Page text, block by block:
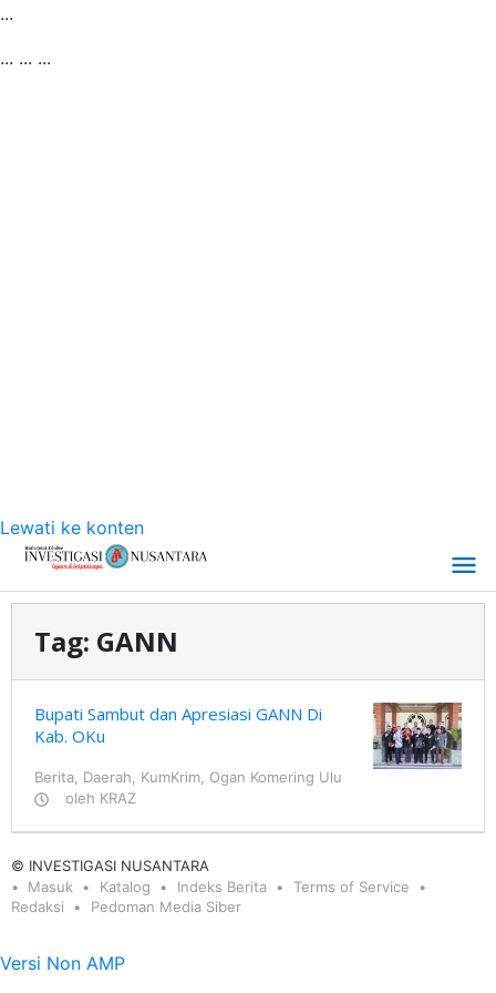
...
... ... ...
Lewati ke konten
Tag: GANN
Bupati Sambut dan Apresiasi GANN Di
Kab. OKu
Berita Daerah KumKrim Ogan Komering Ulu
oleh KRAZ
© INVESTIGASI NUSANTARA
Masuk
Katalog Indeks Berita
Terms of Service
Redaksi
Pedoman Media Siber
Versi Non AMP